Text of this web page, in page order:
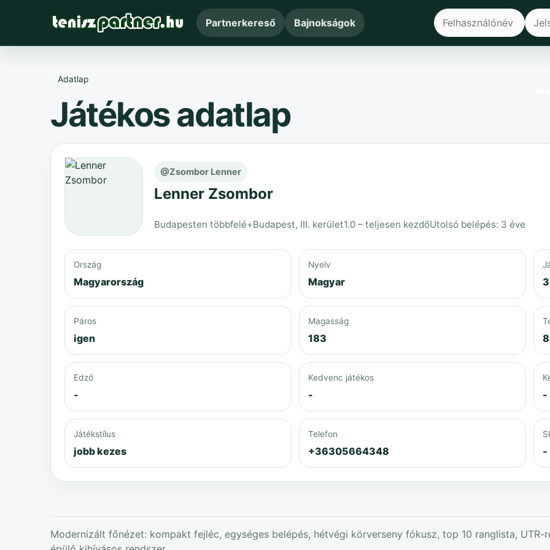
Partnerkereső Bajnokságok
Adatlap
Játékos adatlap
@Zsombor Lenner
Lenner Zsombor
Budapesten többfelé+Budapest, III. kerület1.0 – teljesen kezdőUtolsó belépés: 3 éve
Ország
Magyarország
Nyelv
Magyar 3
Páros
igen
Magasság
183
Edző
-
Kedvenc játékos
- -
Játékstílus
jobb kezes
Telefon
+36305664348 -
Modernizált főnézet: kompakt fejléc, egységes belépés, hétvégi körverseny fókusz, top 10 ranglista,